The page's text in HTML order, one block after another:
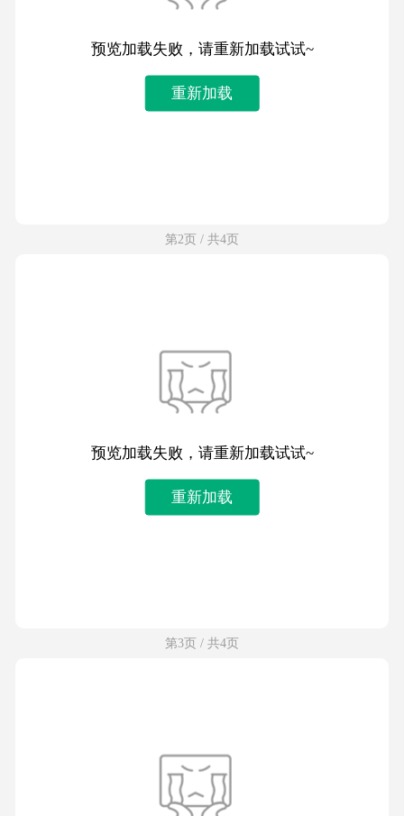
预览加载失败，请重新加载试试~
重新加载
第2页 / 共4页
预览加载失败，请重新加载试试~
重新加载
第3页 / 共4页